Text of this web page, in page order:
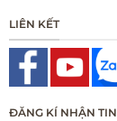
LIÊN KẾT
ĐĂNG KÍ NHẬN TIN